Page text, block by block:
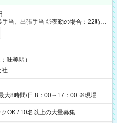
当、出張手当 ◎夜勤の場合：22時～
・週払い可(希望者／条件有) ◎社食あ
ゃ
与は本採用時と同じです。
味美駅）
社
大8時間/日 8：00～17：00 ※現場によ
▶時間より
と思います。現場によっては午前中
OK / 10名以上の大量募集